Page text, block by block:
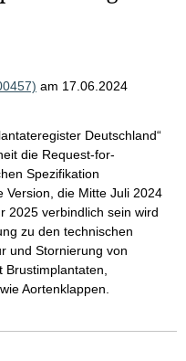
am 17.06.2024
Deutschland“
die Request-for-
Spezifikation
Version, die Mitte Juli 2024
2025 verbindlich sein wird
zu den technischen
und Stornierung von
Aortenklappen.